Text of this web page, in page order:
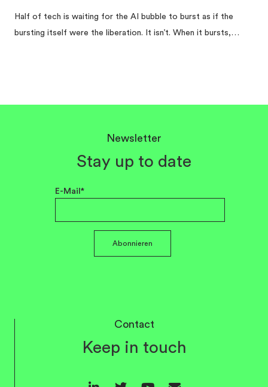
Half of tech is waiting for the AI bubble to burst as if the
bursting itself were the liberation. It isn’t. When it bursts,…
Newsletter
Stay up to date
E-Mail*
Abonnieren
Contact
Keep in touch